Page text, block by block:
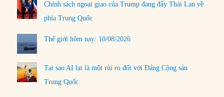
Chính sách ngoại giao của Trump đang đẩy Thái Lan về
phía Trung Quốc
Thế giới hôm nay: 10/08/2026
Tại sao AI lại là một rủi ro đối với Đảng Cộng sản
Trung Quốc